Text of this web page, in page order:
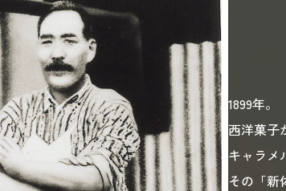
1899年。
西洋菓子
キャラメ
その「新